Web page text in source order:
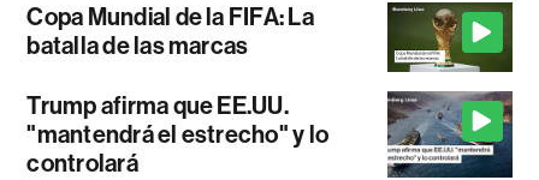
Copa Mundial de la FIFA: La
batalla de las marcas
Trump afirma que EE.UU.
"mantendrá el estrecho" y lo
controlará